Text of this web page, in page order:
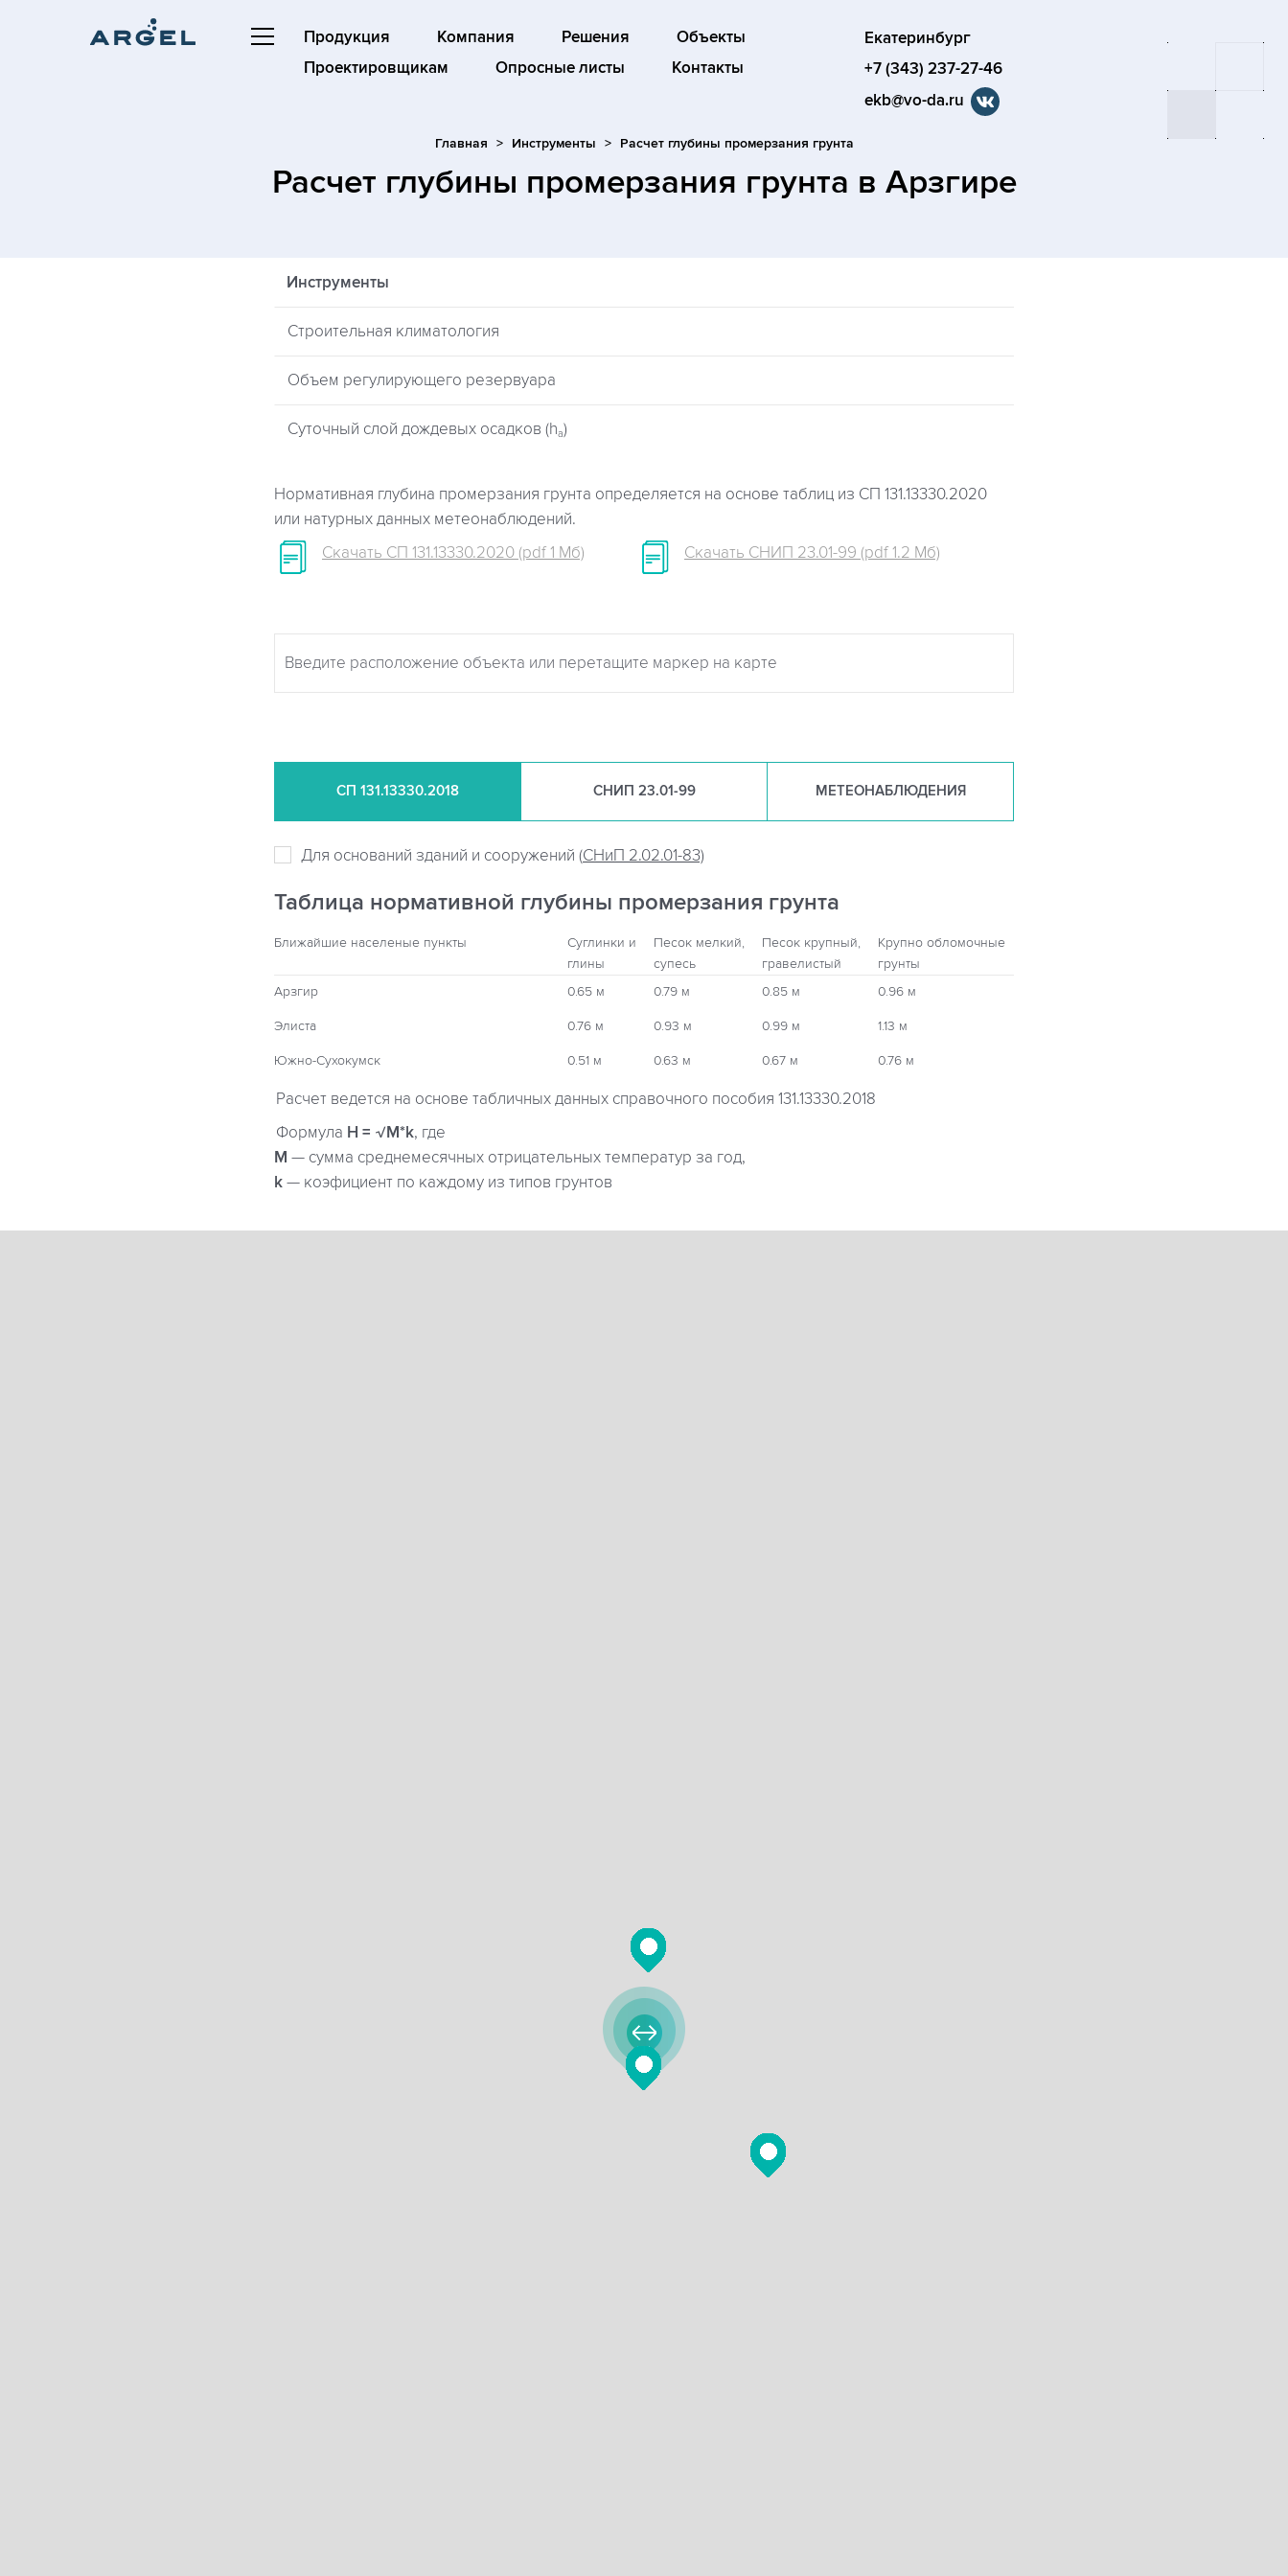
Продукция Компания Решения
Объекты
Проектировщикам
Опросные листы Контакты
Екатеринбург
+7 (343) 237-27-46
ekb@vo-da.ru
Главная Инструменты Расчет глубины промерзания грунта
Расчет глубины промерзания грунта в Арзгире
Инструменты
Строительная климатология
Объем регулирующего резервуара
Суточный слой дождевых осадков (ha)
Нормативная глубина промерзания грунта определяется на основе таблиц из СП 131.13330.2020
или натурных данных метеонаблюдений.
Скачать СП 131.13330.2020 (pdf 1 Мб)
Скачать СНИП 23.01-99 (pdf 1.2 Мб)
СП 131.13330.2018 СНИП 23.01-99 МЕТЕОНАБЛЮДЕНИЯ
Для оснований зданий и сооружений (СНиП 2.02.01-83)
Таблица нормативной глубины промерзания грунта
Ближайшие населеные пункты
Суглинки и
глины
Песок мелкий,
супесь
Песок крупный,
гравелистый
Крупно обломочные
грунты
Арзгир
0.65 м 0.79 м 0.85 м 0.96 м
Элиста 0.76 м 0.93 м 0.99 м 1.13 м
Южно-Сухокумск 0.51 м 0.63 м 0.67 м 0.76 м
Расчет ведется на основе табличных данных справочного пособия 131.13330.2018
Формула H = √M*k, где
М — сумма среднемесячных отрицательных температур за год,
k — коэфициент по каждому из типов грунтов